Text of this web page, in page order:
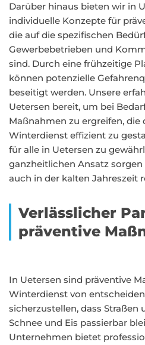
Darüber hinaus bieten wir in
individuelle Konzepte für
die auf die spezifischen
Gewerbebetrieben und
sind. Durch eine frühzeitige
können potenzielle
beseitigt werden. Unsere
Uetersen bereit, um bei
Maßnahmen zu ergreifen, die
Winterdienst effizient zu
für alle in Uetersen zu
ganzheitlichen Ansatz
auch in der kalten Jahreszeit
Verlässlicher
präventive
In Uetersen sind präventive
Winterdienst von
sicherzustellen, dass Straßen
Schnee und Eis passierbar
Unternehmen bietet